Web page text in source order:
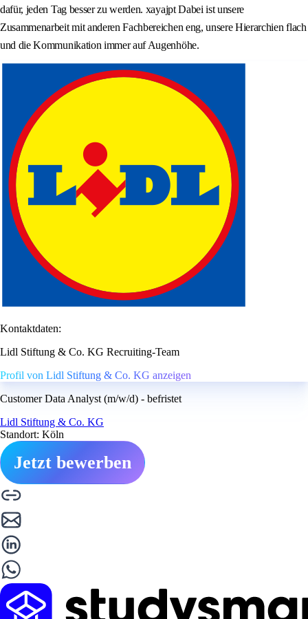
dafür, jeden Tag besser zu werden. xayajpt Dabei ist unsere
Zusammenarbeit mit anderen Fachbereichen eng, unsere Hierarchien flach
und die Kommunikation immer auf Augenhöhe.
Kontaktdaten:
Lidl Stiftung & Co. KG Recruiting-Team
Profil von Lidl Stiftung & Co. KG anzeigen
Customer Data Analyst (m/w/d) - befristet
Lidl Stiftung & Co. KG
Standort: Köln
Jetzt bewerben